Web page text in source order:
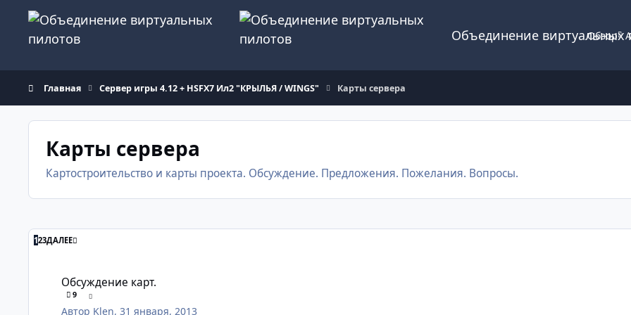
Перейти к содержанию
Объединение виртуальных
Обзор
Главная Сервер игры 4.12 + HSFX7 Ил2 "КРЫЛЬЯ / WINGS" Карты сервера
Карты сервера
Картостроительство и карты проекта. Обсуждение. Предложения. Пожелания. Вопросы.
123ДАЛЕЕ
Обсуждение карт.
9
Автор Klen,31 января, 2013